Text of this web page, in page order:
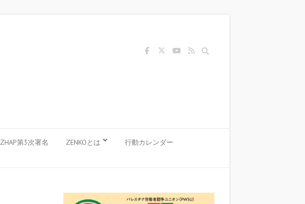
Search
ZHAP第3次署名 ZENKOとは 行動カレンダー